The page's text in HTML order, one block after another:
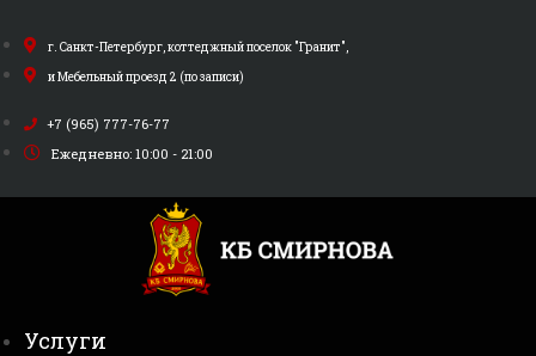
к
содержимому
г. Санкт-Петербург, коттеджный поселок "Гранит",
и Мебельный проезд 2 (по записи)
+7 (965) 777-76-77
Ежедневно: 10:00 - 21:00
Услуги